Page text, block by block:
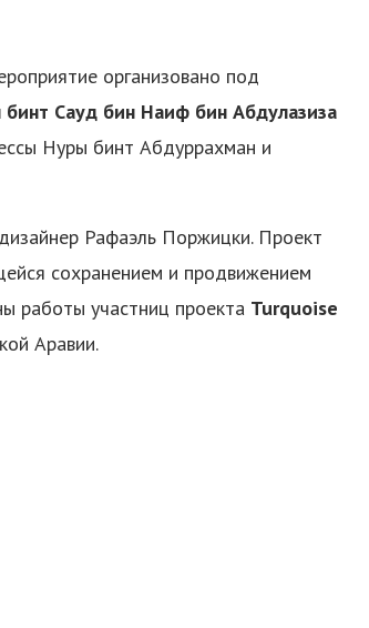
организовано под
Сауд бин Наиф бин Абдулазиза
Нуры бинт Абдуррахман и
Рафаэль Поржицки. Проект
сохранением и продвижением
работы участниц проекта Turquoise
Аравии.